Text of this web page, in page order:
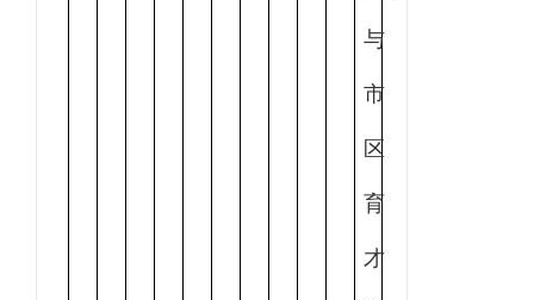
与
市
区
育
才